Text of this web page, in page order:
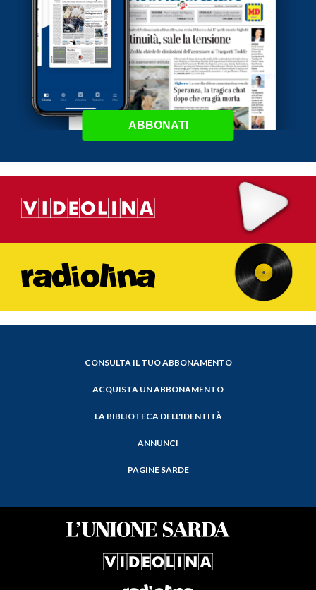
ABBONATI
CONSULTA IL TUO ABBONAMENTO
ACQUISTA UN ABBONAMENTO
LA BIBLIOTECA DELL'IDENTITÀ
ANNUNCI
PAGINE SARDE